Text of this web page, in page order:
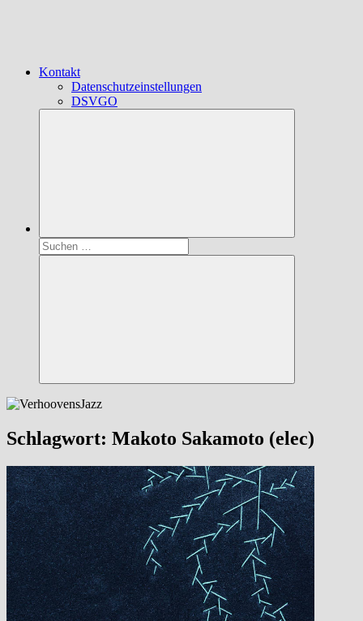
Kontakt
Datenschutzeinstellungen
DSVGO
Suchen
nach:
Suchen
Schlagwort: Makoto Sakamoto (elec)